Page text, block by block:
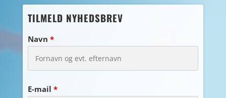
TILMELD NYHEDSBREV
Navn *
E-mail *